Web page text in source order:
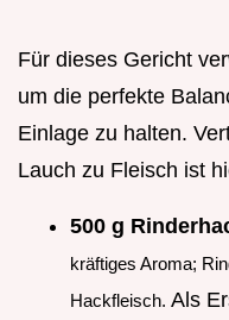
Für dieses Gericht
um die perfekte
Einlage zu halten.
Lauch zu Fleisch ist
500 g
kräftiges Aroma;
Hackfleisch. Als